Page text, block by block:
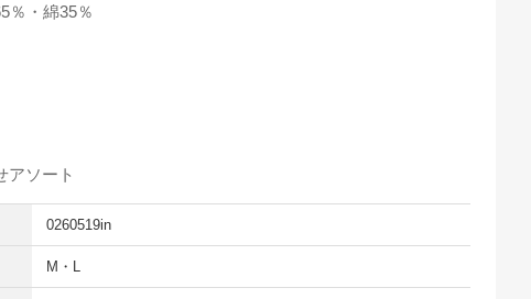
％・綿35％
アソート
0260519in
M・L